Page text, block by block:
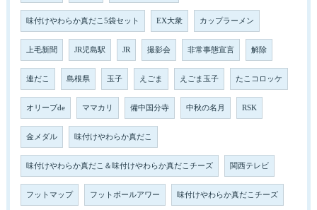
味付けやわらか真だこ5袋セット EX大衆 カップラーメン
上毛新聞 JR児島駅 JR 撮影会 非常事態宣言 解除
連だこ 島根県 玉子 えごま えごま玉子 たこコロッケ
オリーブde ママカリ 備中国分寺 中秋の名月 RSK
金メダル 味付けやわらか真だこ
味付けやわらか真だこ＆味付けやわらか真だこチーズ 関西テレビ
フットマップ フットボールアワー 味付けやわらか真だこチーズ